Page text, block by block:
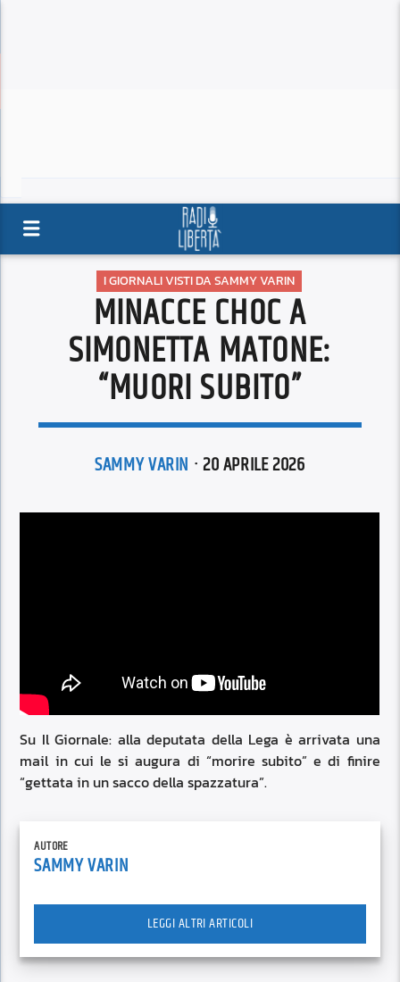
I GIORNALI VISTI DA SAMMY VARIN
MINACCE CHOC A
SIMONETTA MATONE:
“MUORI SUBITO”
SAMMY VARIN · 20 APRILE 2026
Su Il Giornale: alla deputata della Lega è arrivata una
mail in cui le si augura di “morire subito” e di finire
“gettata in un sacco della spazzatura”.
AUTORE
SAMMY VARIN
LEGGI ALTRI ARTICOLI